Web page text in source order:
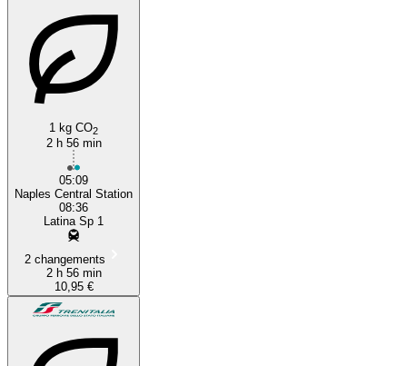
1 kg CO2
2 h 56 min
05:09
Naples Central Station
08:36
Latina Sp 1
2 changements
2 h 56 min
10,95 €